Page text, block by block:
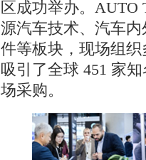
区成功举办。 AUTO
源汽车技术、汽车
件等板块，现场组
吸引了全球 451 家
场采购。